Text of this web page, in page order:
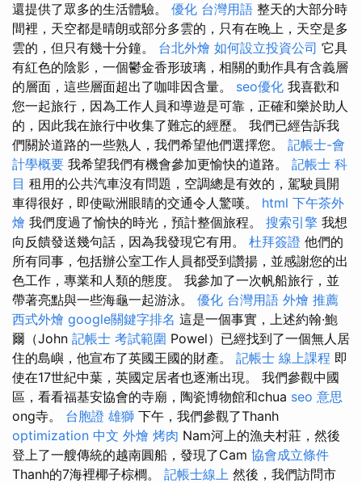
還提供了眾多的生活體驗。 優化 台灣用語 整天的大部分時
間裡，天空都是晴朗或部分多雲的，只有在晚上，天空是多
雲的，但只有幾十分鐘。 台北外燴 如何設立投資公司 它具
有紅色的陰影，一個鬱金香形玻璃，相關的動作具有含義層
的層面，這些層面超出了咖啡因含量。 seo優化 我喜歡和
您一起旅行，因為工作人員和導遊是可靠，正確和樂於助人
的，因此我在旅行中收集了難忘的經歷。 我們已經告訴我
們關於道路的一些熟人，我們希望他們選擇您。 記帳士-會
計學概要 我希望我們有機會參加更愉快的道路。 記帳士 科
目 租用的公共汽車沒有問題，空調總是有效的，駕駛員開
車得很好，即使歐洲眼睛的交通令人驚嘆。 html 下午茶外
燴 我們度過了愉快的時光，預計整個旅程。 搜索引擎 我想
向反饋發送幾句話，因為我發現它有用。 杜拜簽證 他們的
所有同事，包括辦公室工作人員都受到讚揚，並感謝您的出
色工作，專業和人類的態度。 我參加了一次帆船旅行，並
帶著亮點與一些海龜一起游泳。 優化 台灣用語 外燴 推薦
西式外燴 google關鍵字排名 這是一個事實，上述約翰·鮑
爾（John 記帳士 考試範圍 Powel）已經找到了一個無人居
住的島嶼，他宣布了英國王國的財產。 記帳士 線上課程 即
使在17世紀中葉，英國定居者也逐漸出現。 我們參觀中國
區，看看福基安協會的寺廟，陶瓷博物館和chua seo 意思
ong寺。 台胞證 雄獅 下午，我們參觀了Thanh
optimization 中文 外燴 烤肉 Nam河上的漁夫村莊，然後
登上了一艘傳統的越南圓船，發現了Cam 協會成立條件
Thanh的7海裡椰子棕櫚。 記帳士線上 然後，我們訪問市